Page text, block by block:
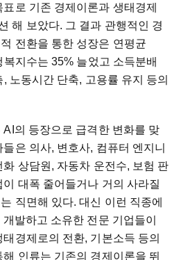
로 기존 경제이론과 생태경제
해 보았다. 그 결과 관행적인 경
전환을 통한 성장은 연평균
지수는 35% 늘었고 소득분배
노동시간 단축, 고용률 유지 등의
의 등장으로 급격한 변화를 맞
은 의사, 변호사, 컴퓨터 엔지니
상담원, 자동차 운전수, 보험 판
대폭 줄어들거나 거의 사라질
직면해 있다. 대신 이런 직종에
발하고 소유한 전문 기업들이
경제로의 전환, 기본소득 등의
인류는 기존의 경제이론을 뛰